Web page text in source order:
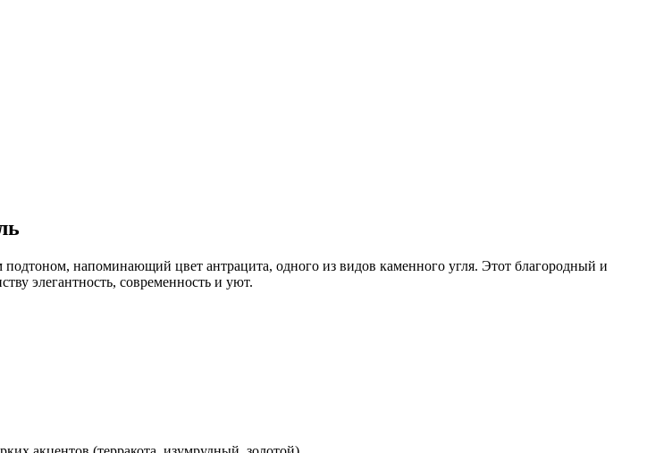
напоминающий цвет антрацита, одного из видов каменного угля. Этот благородный и
элегантность, современность и уют.